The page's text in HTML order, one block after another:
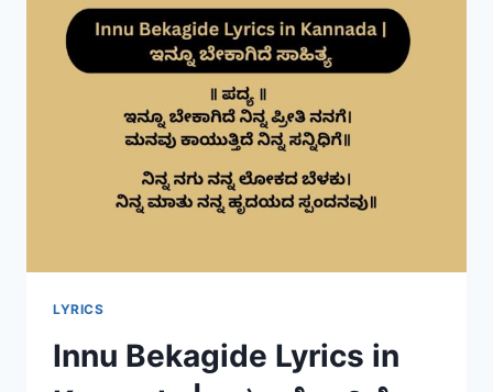
LYRICS
Innu Bekagide Lyrics in